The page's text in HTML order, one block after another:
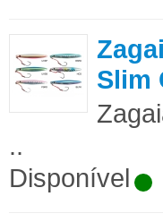
Slim
..
Disponível